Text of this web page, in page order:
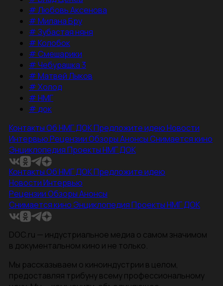
#Любовь Аксенова
#Милана Бру
#Зубастая няня
#Колобок
#Смешарики
#Чебурашка 3
#Матвей Лыков
#Холод
#НМГ
#док
КонтактыОб НМГ ДОКПредложите идеюНовости
ИнтервьюРецензииОбзорыАнонсыСнимается кино
ЭнциклопедияПроекты НМГ ДОК
КонтактыОб НМГ ДОКПредложите идею
НовостиИнтервью
РецензииОбзорыАнонсы
Снимается кино ЭнциклопедияПроекты НМГ ДОК
DOC.ru — индустриальное медиа о самом значимом
в документальном кино и не только.
Мы рассказываем о киноиндустрии в целом,
предоставляя трибуну всему профессиональному